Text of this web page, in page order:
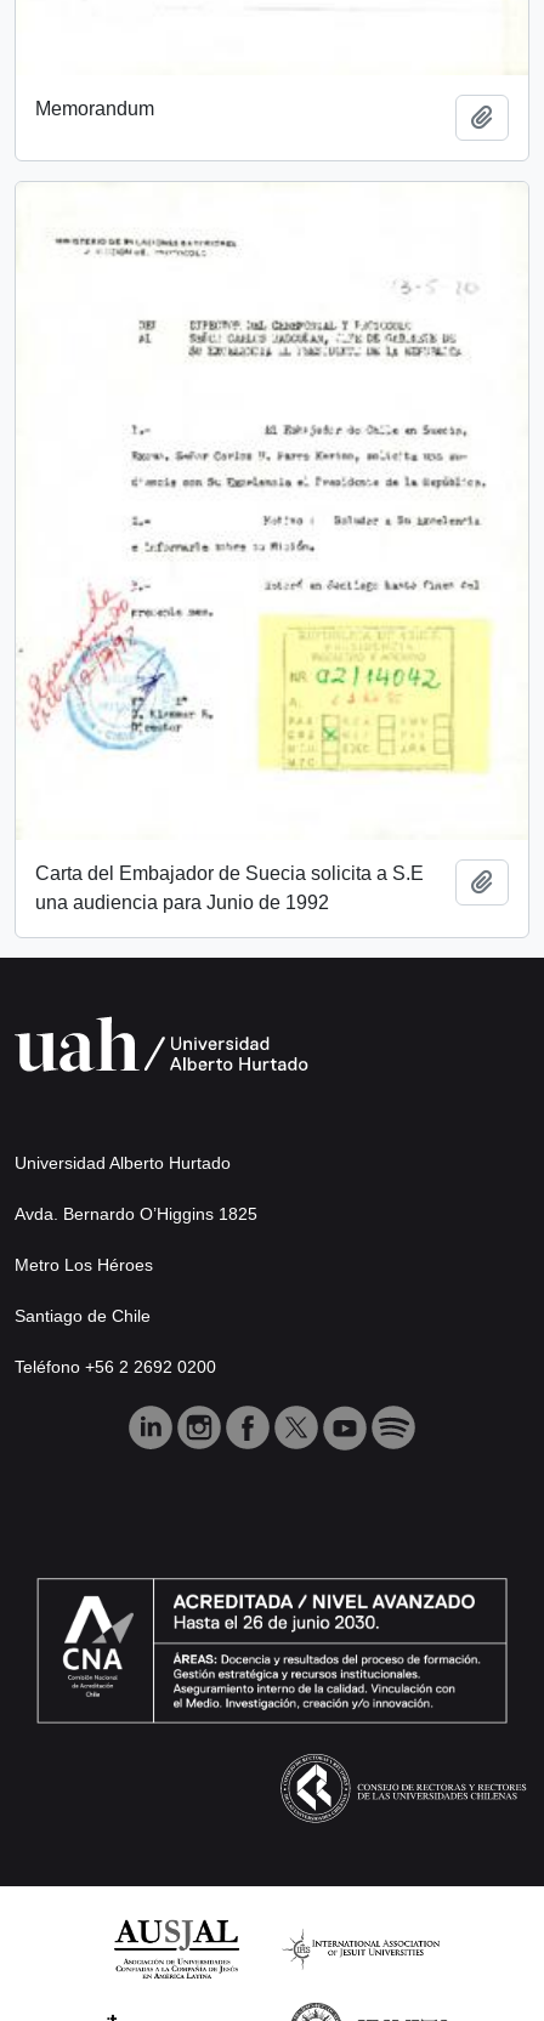
Memorandum
Carta del Embajador de Suecia solicita a S.E
una audiencia para Junio de 1992
Universidad Alberto Hurtado
Avda. Bernardo O’Higgins 1825
Metro Los Héroes
Santiago de Chile
Teléfono +56 2 2692 0200